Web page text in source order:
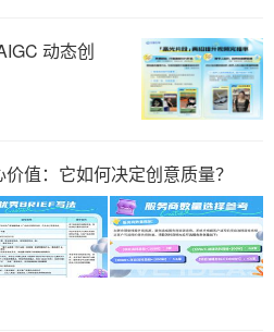
文化
访谈
物联网 大数据
动态创
值：它如何决定创意质量？